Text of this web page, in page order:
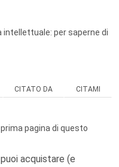
intellettuale: per saperne di
CITATO DA CITAMI
pagina di questo
acquistare (e